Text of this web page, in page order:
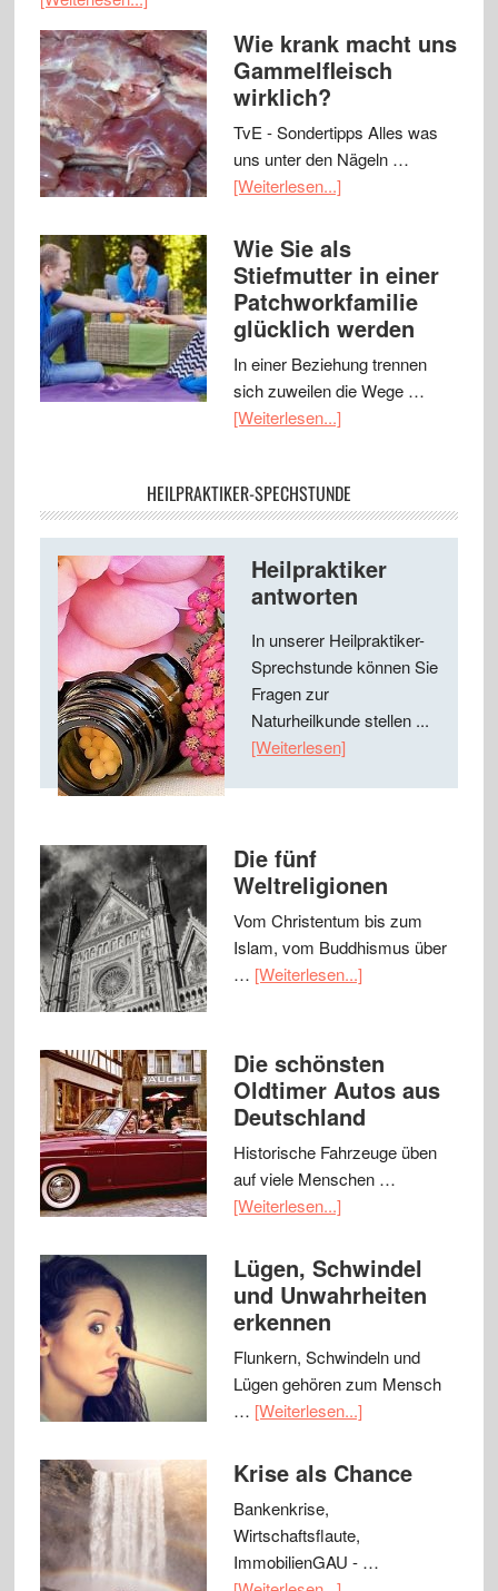
Wie krank macht uns
Gammelfleisch
wirklich?
TvE - Sondertipps Alles was
uns unter den Nägeln …
[Weiterlesen...]
Wie Sie als
Stiefmutter in einer
Patchworkfamilie
glücklich werden
In einer Beziehung trennen
sich zuweilen die Wege …
[Weiterlesen...]
HEILPRAKTIKER-SPECHSTUNDE
Heilpraktiker
antworten
In unserer Heilpraktiker-
Sprechstunde können Sie
Fragen zur
Naturheilkunde stellen ...
[Weiterlesen]
Die fünf
Weltreligionen
Vom Christentum bis zum
Islam, vom Buddhismus über
… [Weiterlesen...]
Die schönsten
Oldtimer Autos aus
Deutschland
Historische Fahrzeuge üben
auf viele Menschen …
[Weiterlesen...]
Lügen, Schwindel
und Unwahrheiten
erkennen
Flunkern, Schwindeln und
Lügen gehören zum Mensch
… [Weiterlesen...]
Krise als Chance
Bankenkrise,
Wirtschaftsflaute,
ImmobilienGAU - …